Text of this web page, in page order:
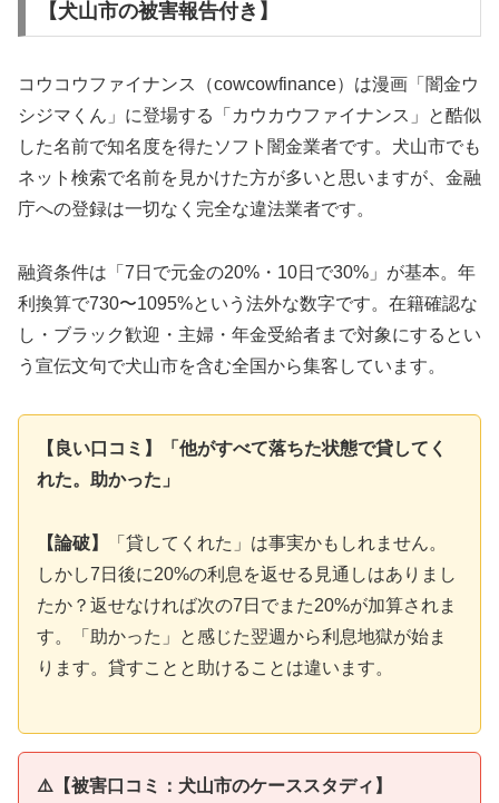
【犬山市の被害報告付き】
コウコウファイナンス（cowcowfinance）は漫画「闇金ウ
シジマくん」に登場する「カウカウファイナンス」と酷似
した名前で知名度を得たソフト闇金業者です。犬山市でも
ネット検索で名前を見かけた方が多いと思いますが、金融
庁への登録は一切なく完全な違法業者です。
融資条件は「7日で元金の20%・10日で30%」が基本。年
利換算で730〜1095%という法外な数字です。在籍確認な
し・ブラック歓迎・主婦・年金受給者まで対象にするとい
う宣伝文句で犬山市を含む全国から集客しています。
【良い口コミ】「他がすべて落ちた状態で貸してく
れた。助かった」
【論破】
「貸してくれた」は事実かもしれません。
しかし7日後に20%の利息を返せる見通しはありまし
たか？返せなければ次の7日でまた20%が加算されま
す。「助かった」と感じた翌週から利息地獄が始ま
ります。貸すことと助けることは違います。
⚠️【被害口コミ：犬山市のケーススタディ】